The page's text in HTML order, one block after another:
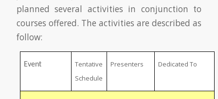
planned several activities in conjunction to
courses offered. The activities are described as
follow:
Event
Tentative
Schedule
Presenters Dedicated To